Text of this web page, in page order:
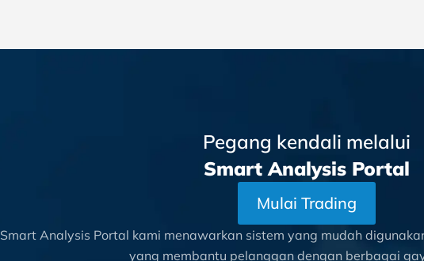
Pegang kendali melalui
Smart Analysis Portal
Mulai Trading
Smart Analysis Portal kami menawarkan sistem yang mudah
yang membantu pelanggan dengan berbagai